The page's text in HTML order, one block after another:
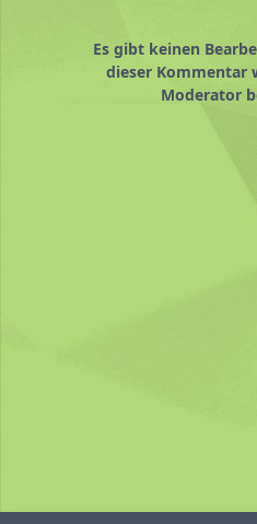
Es gibt keinen
dieser Kommentar
Moderator